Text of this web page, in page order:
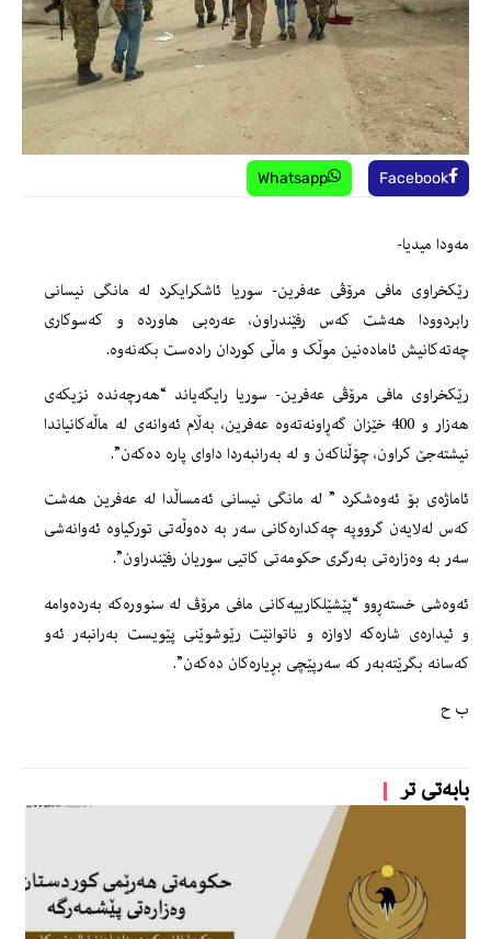
Facebook
Whatsapp
مەودا میدیا-
رێکخراوی مافی مرۆڤی عەفرین- سوریا ئاشکرایکرد لە مانگی نیسانی
رابردوودا هەشت کەس رفێندراون، عەرەبی هاوردە و کەسوکاری
چەتەکانیش ئامادەنین موڵک و ماڵی کوردان رادەست بکەنەوە.
رێکخراوی مافی مرۆڤی عەفرین- سوریا رایگەیاند “هەرچەندە نزیکەی
هەزار و 400 خێزان گەڕاونەتەوە عەفرین، بەڵام ئەوانەی لە ماڵەکانیاندا
نیشتەجێ کراون، چۆڵناکەن و لە بەرانبەردا داوای پارە دەکەن”.
ئاماژەی بۆ ئەوەشکرد ” لە مانگی نیسانی ئەمساڵدا لە عەفرین هەشت
کەس لەلایەن گرووپە چەکدارەکانی سەر بە دەوڵەتی تورکیاوە ئەوانەشی
سەر بە وەزارەتی بەرگری حکومەتی کاتیی سوریان رفێندراون”.
ئەوەشی خستەڕوو “پێشێلکارییەکانی مافی مرۆڤ لە سنوورەکە بەردەوامە
و ئیدارەی شارەکە لاوازە و ناتوانێت رێوشوێنی پێویست بەرانبەر ئەو
کەسانە بگرێتەبەر کە سەرپێچی بڕیارەکان دەکەن”.
ب ح
بابەتی تر